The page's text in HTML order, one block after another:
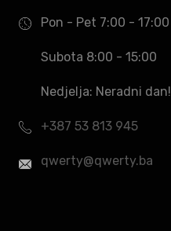
Pon - Pet 7:00 - 17:00
Subota 8:00 - 15:00
Nedjelja: Neradni dan!
+387 53 813 945
qwerty@qwerty.ba